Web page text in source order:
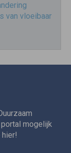
van vloeibaar
mogelijk
hier!